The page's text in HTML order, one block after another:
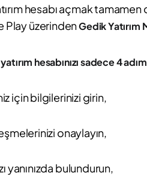
hesabı açmak
Play üzerindenGedik Yatırım
hesabınızı sadece 4
için bilgilerinizi girin,
onaylayın,
yanınızda bulundurun,